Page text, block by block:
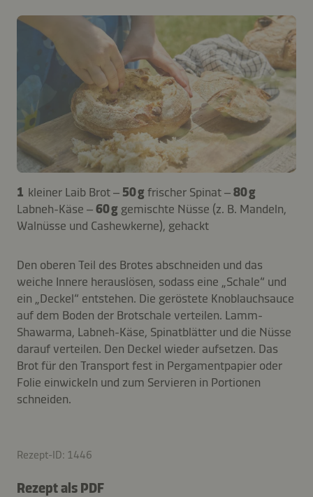
1 kleiner Laib Brot – 50 gfrischer Spinat –80 g
Labneh-Käse –60 g gemischte Nüsse (z. B. Mandeln,
Walnüsse und Cashewkerne), gehackt
Den oberen Teil des Brotes abschneiden und das
weiche Innere herauslösen, sodass eine „Schale“ und
ein „Deckel“ entstehen. Die geröstete Knoblauchsauce
auf dem Boden der Brotschale verteilen. Lamm-
Shawarma, Labneh-Käse, Spinatblätter und die Nüsse
darauf verteilen. Den Deckel wieder aufsetzen. Das
Brot für den Transport fest in Pergamentpapier oder
Folie einwickeln und zum Servieren in Portionen
schneiden.
Rezept-ID: 1446
Rezept als PDF